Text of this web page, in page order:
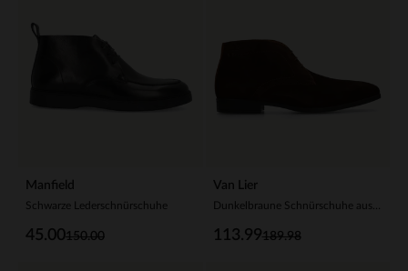
Manfield
Schwarze Lederschnürschuhe
150.00
45.00
Van Lier
189.98
113.99